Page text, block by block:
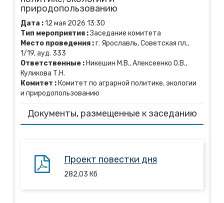
природопользованию
Дата :12 мая 2026 13:30
Тип мероприятия :Заседание комитета
Место проведения :г. Ярославль, Советская пл.,
1/19, ауд. 333
Ответственные : Никешин М.В., Алексеенко О.В.,
Куликова Т.Н.
Комитет : Комитет по аграрной политике, экологии
и природопользованию
Документы, размещенные к заседанию
Проект повестки дня
282,03 Кб